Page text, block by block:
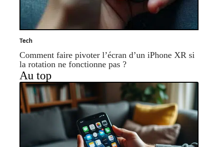
Tech
Comment faire pivoter l’écran d’un iPhone XR si
la rotation ne fonctionne pas ?
Au top